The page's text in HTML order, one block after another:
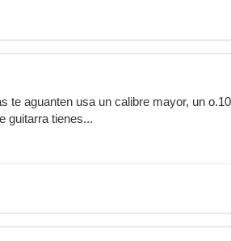
te aguanten usa un calibre mayor, un
guitarra tienes...